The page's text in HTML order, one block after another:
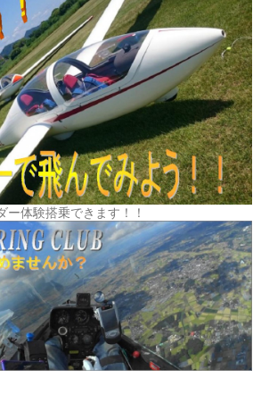
体験搭乗できます！！